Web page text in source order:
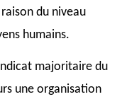
du niveau
humains.
majoritaire du
une organisation